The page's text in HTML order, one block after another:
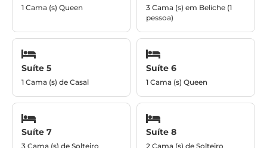
1 Cama (s) Queen
3 Cama (s) em Beliche (1
pessoa)
Suíte 5
1 Cama (s) de Casal
Suíte 6
1 Cama (s) Queen
Suíte 7
3 Cama (s) de Solteiro
Suíte 8
2 Cama (s) de Solteiro